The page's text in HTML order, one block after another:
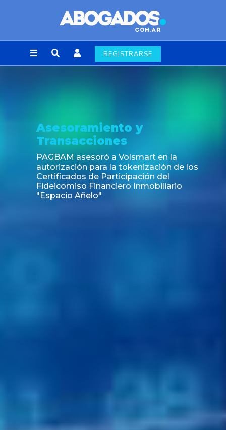
REGISTRARSE
Asesoramiento y
Transacciones
PAGBAM asesoró a Volsmart en la
autorización para la tokenización de los
Certificados de Participación del
Fideicomiso Financiero Inmobiliario
"Espacio Añelo"